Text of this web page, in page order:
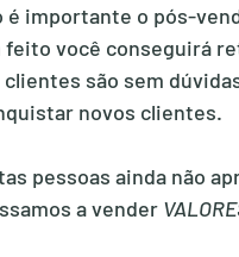
importante o pós-
você conseguirá
são sem
novos clientes.
pessoas ainda não
a vender